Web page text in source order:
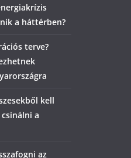
a háttérben?
terve?
kell
a
az